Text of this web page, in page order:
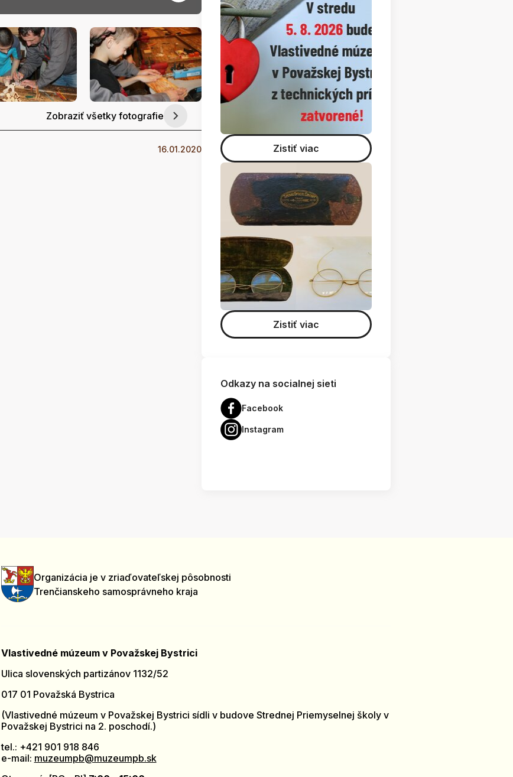
Zobraziť všetky fotografie
16.01.2020 Zistiť viac
Zistiť viac
Odkazy na socialnej sieti
Facebook
Instagram
Organizácia je v zriaďovateľskej pôsobnosti
Trenčianskeho samosprávneho kraja
Vlastivedné múzeum v Považskej Bystrici
Ulica slovenských partizánov 1132/52
017 01 Považská Bystrica
(Vlastivedné múzeum v Považskej Bystrici sídli v budove Strednej Priemyselnej školy v
Považskej Bystrici na 2. poschodí.)
tel.: +421 901 918 846
e-mail: muzeumpb@muzeumpb.sk